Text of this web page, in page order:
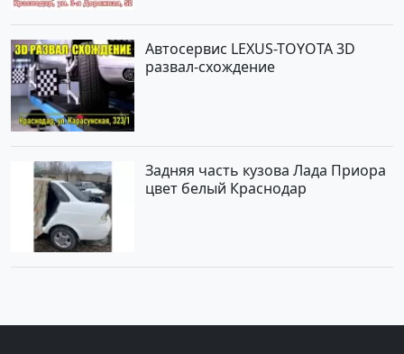
Автосервис LEXUS-TOYOTA 3D
развал-схождение
Задняя часть кузова Лада Приора
цвет белый Краснодар